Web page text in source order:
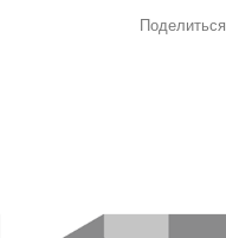
Поделиться